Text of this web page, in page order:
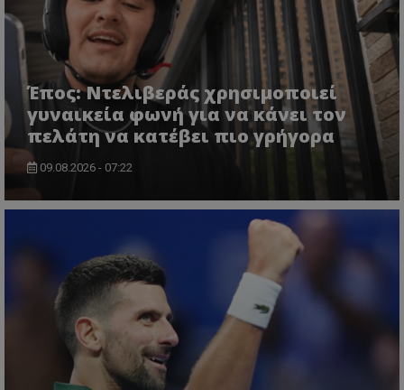
Έπος: Ντελιβεράς χρησιμοποιεί
γυναικεία φωνή για να κάνει τον
πελάτη να κατέβει πιο γρήγορα
09.08.2026 - 07:22